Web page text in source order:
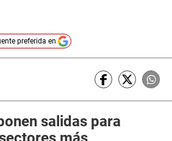
preferida en
salidas para